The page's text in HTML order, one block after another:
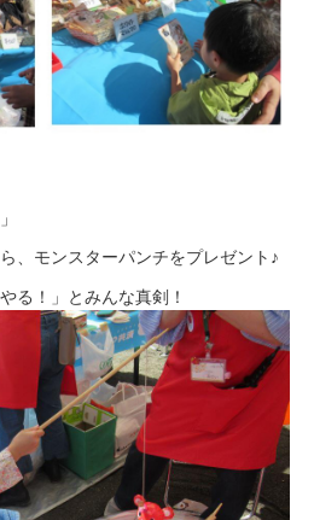
、モンスターパンチをプレゼント♪
る！」とみんな真剣！